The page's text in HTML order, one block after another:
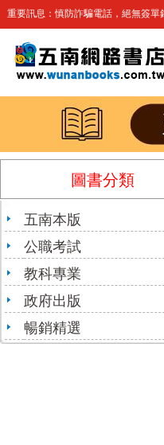
重要訊息：慎防詐騙電話，絕無簽
圖書分類
五南本版
公職考試
教科專業
政府出版
暢銷精選